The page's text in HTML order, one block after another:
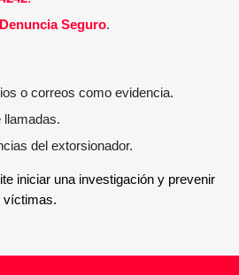
Denuncia Seguro.
o correos como evidencia.
llamadas.
del extorsionador.
iniciar una investigación y prevenir
víctimas.